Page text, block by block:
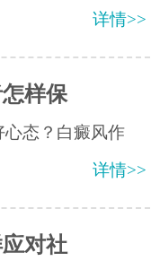
详情>>
样保
心态？白癜风作
详情>>
对社